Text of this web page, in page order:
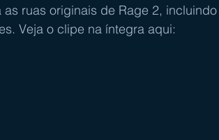
ruas originais de Rage 2, incluindo
Veja o clipe na íntegra aqui: